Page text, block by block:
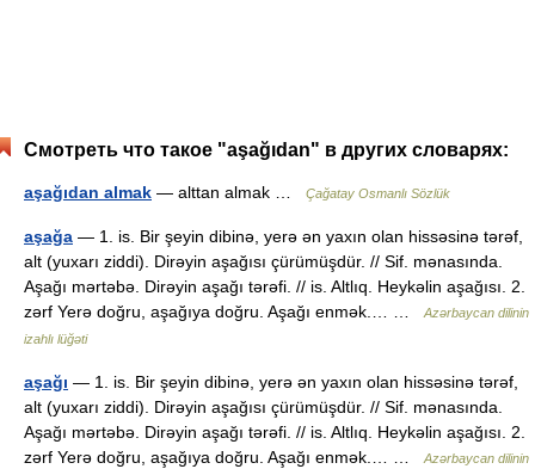
Смотреть что такое "aşağıdan" в других словарях:
aşağıdan almak — alttan almak … Çağatay Osmanlı Sözlük
aşağa — 1. is. Bir şeyin dibinə, yerə ən yaxın olan hissəsinə tərəf,
alt (yuxarı ziddi). Dirəyin aşağısı çürümüşdür. // Sif. mənasında.
Aşağı mərtəbə. Dirəyin aşağı tərəfi. // is. Altlıq. Heykəlin aşağısı. 2.
zərf Yerə doğru, aşağıya doğru. Aşağı enmək.… …
Azərbaycan dilinin
izahlı lüğəti
aşağı — 1. is. Bir şeyin dibinə, yerə ən yaxın olan hissəsinə tərəf,
alt (yuxarı ziddi). Dirəyin aşağısı çürümüşdür. // Sif. mənasında.
Aşağı mərtəbə. Dirəyin aşağı tərəfi. // is. Altlıq. Heykəlin aşağısı. 2.
zərf Yerə doğru, aşağıya doğru. Aşağı enmək.… …
Azərbaycan dilinin